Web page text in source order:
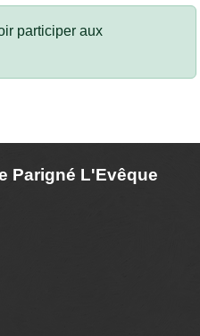
participer aux
Parigné L'Evêque